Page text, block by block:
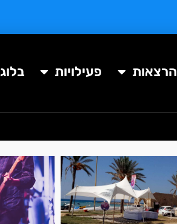
הרצאות פעילויות בלוג